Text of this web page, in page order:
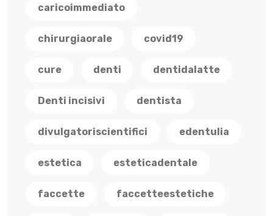
caricoimmediato
chirurgiaorale covid19
cure denti dentidalatte
Denti incisivi dentista
divulgatoriscientifici edentulia
estetica esteticadentale
faccette faccetteestetiche